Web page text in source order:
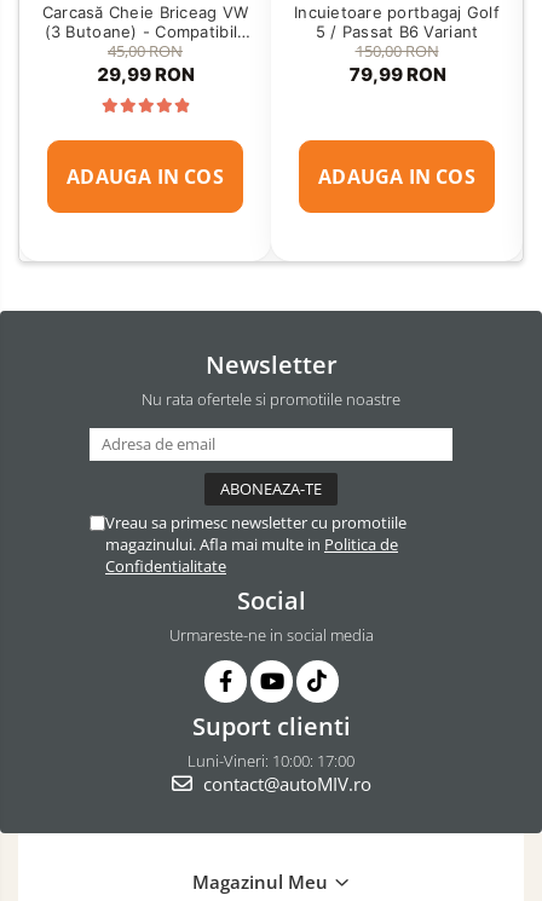
Carcasă Cheie Briceag VW
(3 Butoane) - Compatibilă
Golf 5, Jetta, Touran etc
45,00 RON
29,99 RON
ADAUGA IN COS
Incuietoare portbagaj Golf
5 / Passat B6 Variant
150,00 RON
79,99 RON
ADAUGA IN COS
Newsletter
Nu rata ofertele si promotiile noastre
Vreau sa primesc newsletter cu promotiile
magazinului. Afla mai multe in Politica de
Confidentialitate
Social
Urmareste-ne in social media
Suport clienti
Luni-Vineri: 10:00: 17:00
contact@autoMIV.ro
Magazinul Meu